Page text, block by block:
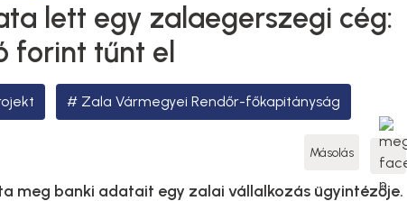
lett egy zalaegerszegi cég:
forint tűnt el
Zala Vármegyei Rendőr-főkapitányság
Másolás
meg banki adatait egy zalai vállalkozás ügyintézője.